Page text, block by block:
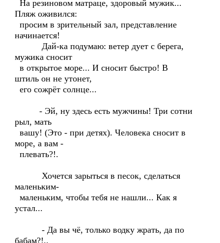
На резиновом матраце, здоровый мужик...
Пляж оживился:
просим в зрительный зал, представление
начинается!
Дай-ка подумаю: ветер дует с берега,
мужика сносит
в открытое море... И сносит быстро! В
штиль он не утонет,
его сожрёт солнце...
- Эй, ну здесь есть мужчины! Три сотни
рыл, мать
вашу! (Это - при детях). Человека сносит в
море, а вам -
плевать?!.
Хочется зарыться в песок, сделаться
маленьким-
маленьким, чтобы тебя не нашли... Как я
устал...
- Да вы чё, только водку жрать, да по
бабам?!..